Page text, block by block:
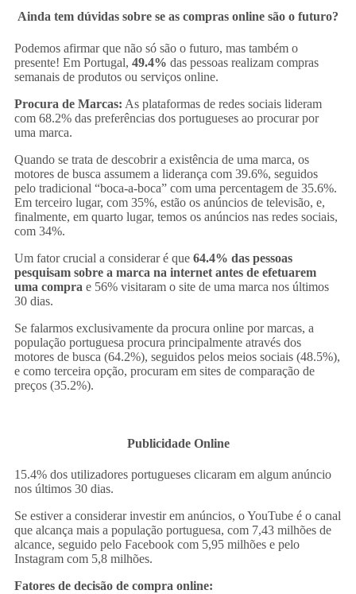
Ainda tem dúvidas sobre se as compras online são o futuro?
Podemos afirmar que não só são o futuro, mas também o
presente! Em Portugal, 49.4% das pessoas realizam compras
semanais de produtos ou serviços online.
Procura de Marcas: As plataformas de redes sociais lideram
com 68.2% das preferências dos portugueses ao procurar por
uma marca.
Quando se trata de descobrir a existência de uma marca, os
motores de busca assumem a liderança com 39.6%, seguidos
pelo tradicional “boca-a-boca” com uma percentagem de 35.6%.
Em terceiro lugar, com 35%, estão os anúncios de televisão, e,
finalmente, em quarto lugar, temos os anúncios nas redes sociais,
com 34%.
Um fator crucial a considerar é que 64.4% das pessoas
pesquisam sobre a marca na internet antes de efetuarem
uma compra e 56% visitaram o site de uma marca nos últimos
30 dias.
Se falarmos exclusivamente da procura online por marcas, a
população portuguesa procura principalmente através dos
motores de busca (64.2%), seguidos pelos meios sociais (48.5%),
e como terceira opção, procuram em sites de comparação de
preços (35.2%).
Publicidade Online
15.4% dos utilizadores portugueses clicaram em algum anúncio
nos últimos 30 dias.
Se estiver a considerar investir em anúncios, o YouTube é o canal
que alcança mais a população portuguesa, com 7,43 milhões de
alcance, seguido pelo Facebook com 5,95 milhões e pelo
Instagram com 5,8 milhões.
Fatores de decisão de compra online: